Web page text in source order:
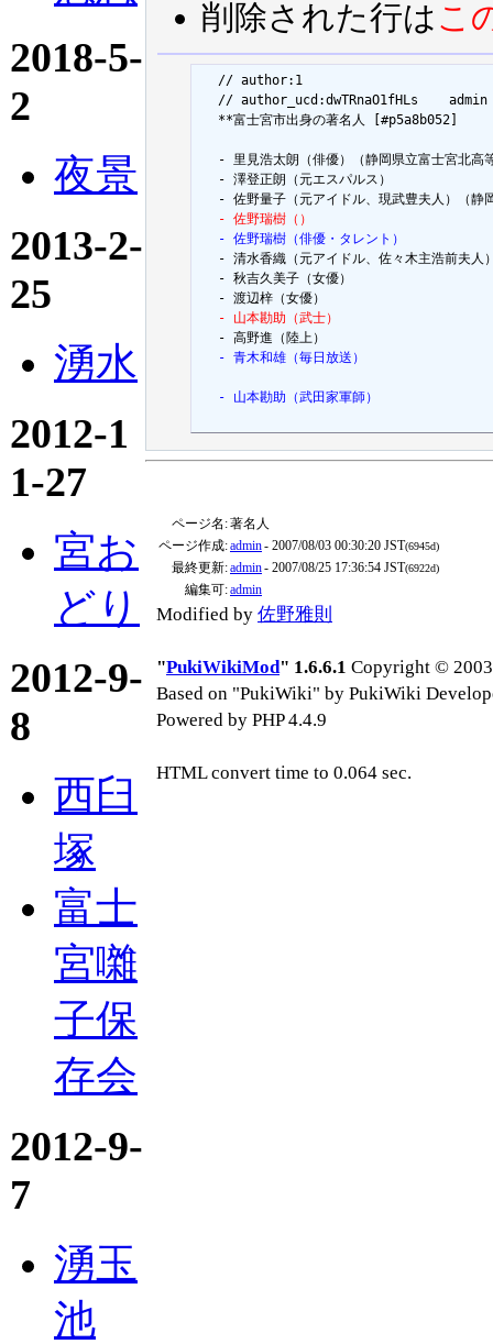
2018-5-
2
夜景
2013-2-
25
湧水
2012-1
1-27
宮お
どり
2012-9-
8
西臼
塚
富士
宮囃
子保
存会
2012-9-
7
湧玉
池
削除された行は こ
  // author:1
  // author_ucd:dwTRnaO1fHLs	admin
  **富士宮市出身の著名人 [#p5a8b052]
- 里見浩太朗（俳優）（静岡県立富士宮北高
  - 澤登正朗（元エスパルス）
  - 佐野瑞樹（）
  - 佐野瑞樹（俳優・タレント）
- 清水香織（元アイドル、佐々木主浩前夫人
  - 秋吉久美子（女優）
  - 山本勘助（武士）
  - 青木和雄（毎日放送）
  - 山本勘助（武田家軍師）
ページ名:著名人
ページ作成:admin- 2007/08/03 00:30:20 JST(6945d)
最終更新:admin- 2007/08/25 17:36:54 JST(6922d)
編集可:admin
Modified by 佐野雅則
"PukiWikiMod" 1.6.6.1 Copyright ©
Based on "PukiWiki" by PukiWiki
Powered by PHP 4.4.9
HTML convert time to 0.064 sec.